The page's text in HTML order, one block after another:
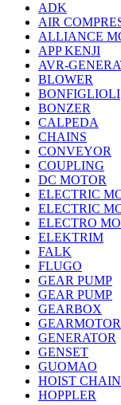
ADK
AIR
ALLIANCE
APP KENJI
AVR-
BLOWER
BONFIGLIOLI
BONZER
CALPEDA
CHAINS
CONVEYOR
COUPLING
DC MOTOR
ELECTRIC
ELECTRIC
ELECTRO
ELEKTRIM
FALK
FLUGO
GEAR PUMP
GEAR PUMP
GEARBOX
GEARMOTOR
GENERATOR
GENSET
GUOMAO
HOIST CHAIN
HOPPLER